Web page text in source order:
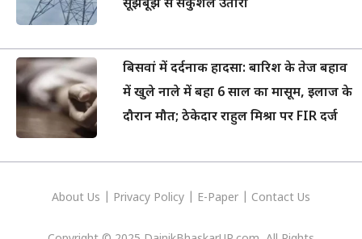
सूझबूझ से सकुशल उतारा
बिसवां में दर्दनाक हादसा: बारिश के तेज बहाव
में खुले नाले में बहा 6 साल का मासूम, इलाज के
दौरान मौत; ठेकेदार राहुल मिश्रा पर FIR दर्ज
About Us Privacy Policy E-Paper Contact Us